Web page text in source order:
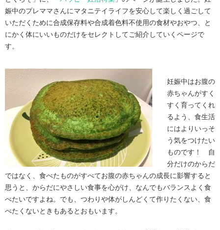
娠中のプレママさんにマタニテイライフを安心して楽しく過ごして
いただくために合成保存料や合成着色料不使用の食材やおやつ、と
にかく体にいいものだけをセレクトしてご紹介していくページで
す。
妊娠中はお腹の
赤ちゃんがすく
すく育ってくれ
るよう、食生活
にはよりいっそ
う気をつけたい
ものです！ 自
分だけのからだ
ではなく、食べたものがすべてお腹の赤ちゃんの成長に影響すると
思うと、からだにやさしい食事を心がけ、なんでもバランスよく食
べたいですよね。でも、つわりや体がしんどくて作りたくない、食
べたくないときもあるとおもいます。